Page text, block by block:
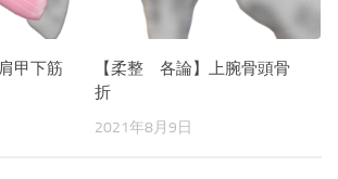
甲下筋
【柔整 各論】上腕骨頭骨
折
2021年8月9日